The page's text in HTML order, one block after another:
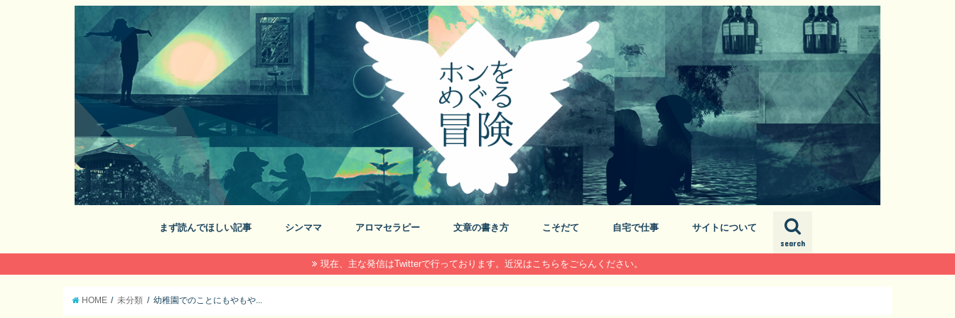
search
まず読んでほしい記事 シンママ アロマセラピー 文章の書き方 こそだて 自宅で仕事 サイトについて
プロフィール
お問い合わせ
サイトマップ
現在、主な発信はTwitterで行っております。近況はこちらをごらんください。
HOME 未分類 幼稚園でのことにもやもや...